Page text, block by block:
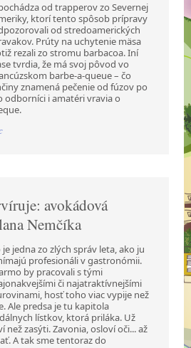
od trapperov zo Severnej
ktorí tento spôsob prípravy
od stredoamerických
Prúty na uchytenie mäsa
rezali zo stromu barbacoa. Iní
tvrdia, že má svoj pôvod vo
barbe-a-queue – čo
znamená pečenie od fúzov po
odborníci i amatéri vravia o
avokádová
Nemčíka
je jedna zo zlých správ leta, ako ju
profesionáli v gastronómii.
by pracovali s tými
či najatraktívnejšími
hosť toho viac vypije než
Ale predsa je tu kapitola
lístkov, ktorá priláka. Už
než zasýti. Zavonia, osloví oči... až
A tak sme tentoraz do